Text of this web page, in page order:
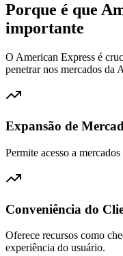
Porque é que
importante
O American Express é
penetrar nos mercados da
Expansão de
Permite acesso a
Conveniência do
Oferece recursos como
experiência do usuário.